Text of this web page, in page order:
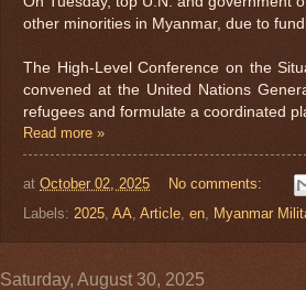
other minorities in Myanmar, due to
The High-Level Conference on the
convened at the United Nations
refugees and formulate a coordinated
Read more »
at October 02, 2025
No comments:
Labels: 2025 AA Article en Myanmar
Saturday, August 30, 2025